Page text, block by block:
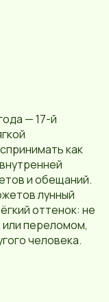
— 17-й
как
и обещаний.
лунный
оттенок: не
или переломом,
человека.